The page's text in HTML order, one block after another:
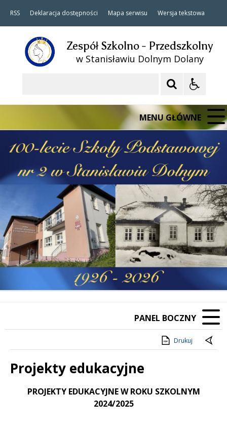
RSS Deklaracja dostępności Mapa serwisu Wersja tekstowa
Zespół Szkolno - Przedszkolny
w Stanisławiu Dolnym Dolany
MENU GŁÓWNE
PANEL BOCZNY
Drukuj
Projekty edukacyjne
TreśćPROJEKTY EDUKACYJNE W ROKU SZKOLNYM
2024/2025